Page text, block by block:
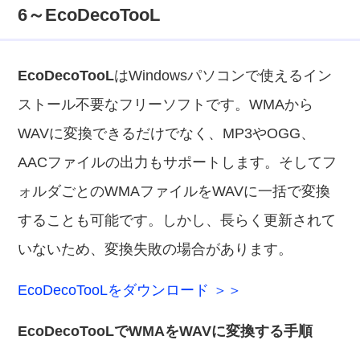
6～EcoDecoTooL
EcoDecoTooLはWindowsパソコンで使えるイン
ストール不要なフリーソフトです。WMAから
WAVに変換できるだけでなく、MP3やOGG、
AACファイルの出力もサポートします。そしてフ
ォルダごとのWMAファイルをWAVに一括で変換
することも可能です。しかし、長らく更新されて
いないため、変換失敗の場合があります。
EcoDecoTooLをダウンロード ＞＞
EcoDecoTooLでWMAをWAVに変換する手順